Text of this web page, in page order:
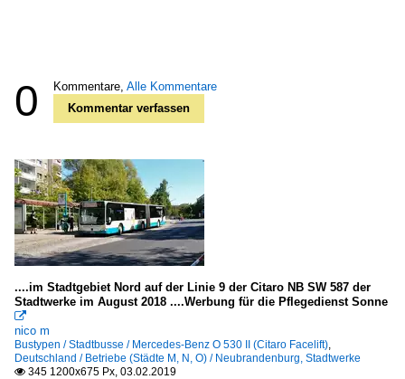
0 Kommentare, Alle Kommentare
Kommentar verfassen
....im Stadtgebiet Nord auf der Linie 9 der Citaro NB SW 587 der
Stadtwerke im August 2018 ....Werbung für die Pflegedienst Sonne

nico m
Bustypen / Stadtbusse / Mercedes-Benz O 530 II (Citaro Facelift),
Deutschland / Betriebe (Städte M, N, O) / Neubrandenburg, Stadtwerke
 345 1200x675 Px, 03.02.2019